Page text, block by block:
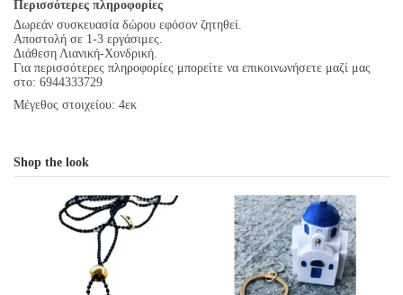
Περισσότερες πληροφορίες
Δωρεάν συσκευασία δώρου εφόσον ζητηθεί.
Αποστολή σε 1-3 εργάσιμες.
Διάθεση Λιανική-Χονδρική.
Για περισσότερες πληροφορίες μπορείτε να επικοινωνήσετε μαζί μας
στο: 6944333729
Μέγεθος στοιχείου: 4εκ
Shop the look